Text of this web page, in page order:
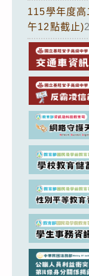
115學年度
午12點截止)